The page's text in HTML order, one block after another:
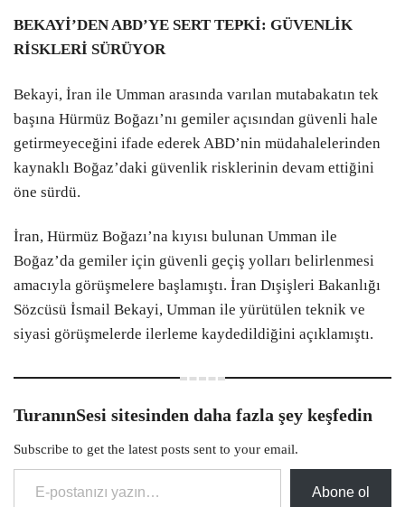
BEKAYİ’DEN ABD’YE SERT TEPKİ: GÜVENLİK
RİSKLERİ SÜRÜYOR
Bekayi, İran ile Umman arasında varılan mutabakatın tek
başına Hürmüz Boğazı’nı gemiler açısından güvenli hale
getirmeyeceğini ifade ederek ABD’nin müdahalelerinden
kaynaklı Boğaz’daki güvenlik risklerinin devam ettiğini
öne sürdü.
İran, Hürmüz Boğazı’na kıyısı bulunan Umman ile
Boğaz’da gemiler için güvenli geçiş yolları belirlenmesi
amacıyla görüşmelere başlamıştı. İran Dışişleri Bakanlığı
Sözcüsü İsmail Bekayi, Umman ile yürütülen teknik ve
siyasi görüşmelerde ilerleme kaydedildiğini açıklamıştı.
TuranınSesi sitesinden daha fazla şey keşfedin
Subscribe to get the latest posts sent to your email.
E-postanızı yazın…
Abone ol